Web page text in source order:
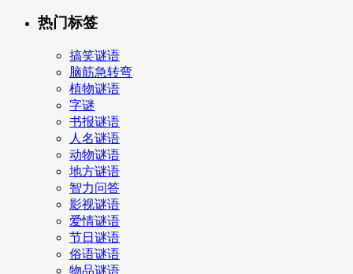
热门标签
搞笑谜语
脑筋急转弯
植物谜语
字谜
书报谜语
人名谜语
动物谜语
地方谜语
智力问答
影视谜语
爱情谜语
节日谜语
俗语谜语
物品谜语